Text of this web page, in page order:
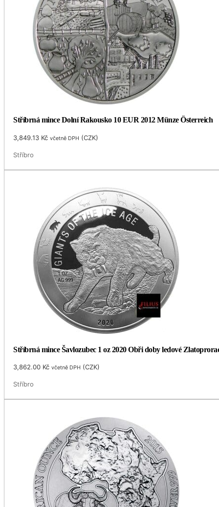
Stříbrná mince Dolní Rakousko 10 EUR 2012 Münze Österreich
3,849.13 Kč včetně DPH (CZK)
Stříbro
Stříbrná mince Šavlozubec 1 oz 2020 Obři doby ledové
3,862.00 Kč včetně DPH (CZK)
Stříbro